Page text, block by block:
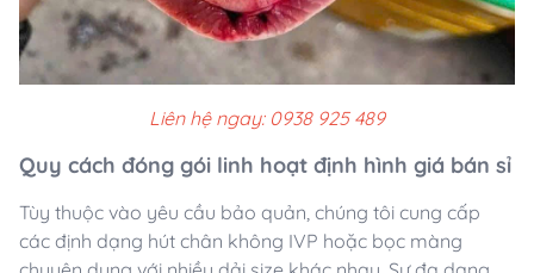
Liên hệ ngay: 0938 925 489
Quy cách đóng gói linh hoạt định hình giá bán sỉ
Tùy thuộc vào yêu cầu bảo quản, chúng tôi cung cấp
các định dạng hút chân không IVP hoặc bọc màng